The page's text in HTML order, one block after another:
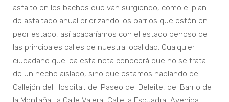
asfalto en los baches que van surgiendo, como el plan
de asfaltado anual priorizando los barrios que estén en
peor estado, así acabaríamos con el estado penoso de
las principales calles de nuestra localidad. Cualquier
ciudadano que lea esta nota conocerá que no se trata
de un hecho aislado, sino que estamos hablando del
Callejón del Hospital, del Paseo del Deleite, del Barrio de